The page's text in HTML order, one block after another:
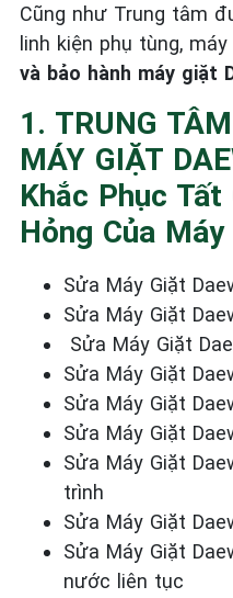
Cũng như Trung tâm
linh kiện phụ tùng,
và bảo hành máy giặt
1. TRUNG
MÁY GIẶT
Khắc Phục
Hỏng Của Máy
Sửa Máy Giặt
Sửa Máy Giặt
Sửa Máy Giặt
Sửa Máy Giặt
Sửa Máy Giặt
Sửa Máy Giặt
Sửa Máy Giặt
trình
Sửa Máy Giặt
Sửa Máy Giặt
nước liên tục